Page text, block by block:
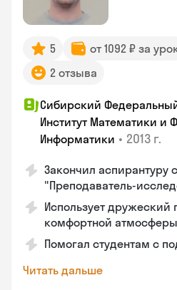
5 от 1092 ₽ за
2 отзыва
Сибирский
Институт Математики и
Информатики • 2013 г.
Закончил аспирантуру
"Преподаватель-
Использует дружеский
комфортной атмосферы
Помогал студентам с
Читать дальше